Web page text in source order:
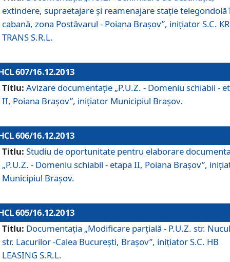
extindere, supraetajare şi reamenajare staţie telegondolă
cabană, zona Postăvarul - Poiana Braşov”, iniţiator S.C.
TRANS S.R.L.
607/16.12.2013
Titlu: Avizare documentaţie „P.U.Z. - Domeniu schiabil -
II, Poiana Braşov”, iniţiator Municipiul Braşov.
606/16.12.2013
Titlu: Studiu de oportunitate pentru elaborare
„P.U.Z. - Domeniu schiabil - etapa II, Poiana Braşov”,
Municipiul Braşov.
605/16.12.2013
Titlu: Documentaţia „Modificare parţială - P.U.Z. str.
str. Lacurilor -Calea Bucureşti, Braşov”, iniţiator S.C. HB
LEASING S.R.L.